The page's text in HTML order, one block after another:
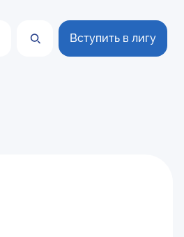
Вступить в лигу